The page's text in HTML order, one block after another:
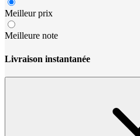
Meilleur prix
Meilleure note
Livraison instantanée